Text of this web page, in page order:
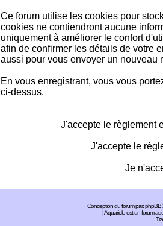
Ce forum utilise les cookies pour
cookies ne contiendront aucune
uniquement à améliorer le confort
afin de confirmer les détails de votre
aussi pour vous envoyer un nouveau
En vous enregistrant, vous vous
ci-dessus.
J'accepte le règlement
J'accepte le
Je
Conception du forum par:phpBB
| Aquariolo est un forum